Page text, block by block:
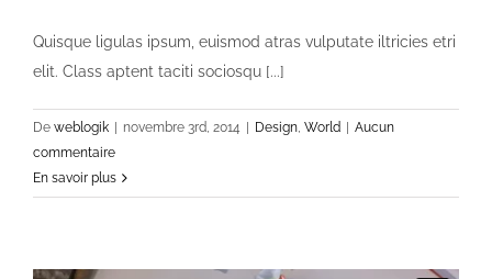
Quisque ligulas ipsum, euismod atras vulputate iltricies etri
elit. Class aptent taciti sociosqu [...]
De weblogik novembre 3rd, 2014 Design, World
Aucun
commentaire
En savoir plus